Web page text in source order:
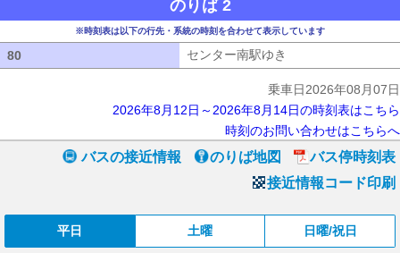
のりば 2
※時刻表は以下の行先・系統の時刻を合わせて表示しています
80 センター南駅ゆき
乗車日2026年08月07日
2026年8月12日～2026年8月14日の時刻表はこちら
時刻のお問い合わせはこちらへ
バスの接近情報 のりば地図
バス停時刻表
接近情報コード印刷
平日 土曜 日曜/祝日